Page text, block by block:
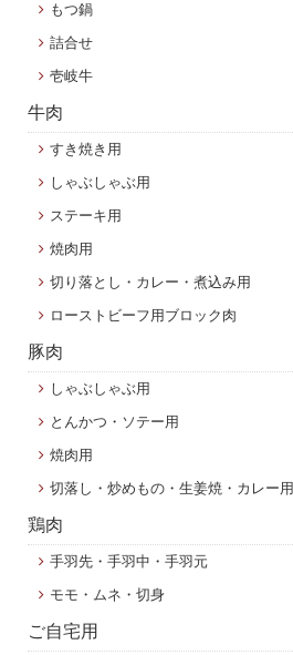
もつ鍋
詰合せ
壱岐牛
牛肉
すき焼き用
しゃぶしゃぶ用
ステーキ用
焼肉用
切り落とし・カレー・煮込み用
ローストビーフ用ブロック肉
豚肉
しゃぶしゃぶ用
とんかつ・ソテー用
焼肉用
切落し・炒めもの・生姜焼・カレー用
鶏肉
手羽先・手羽中・手羽元
モモ・ムネ・切身
ご自宅用